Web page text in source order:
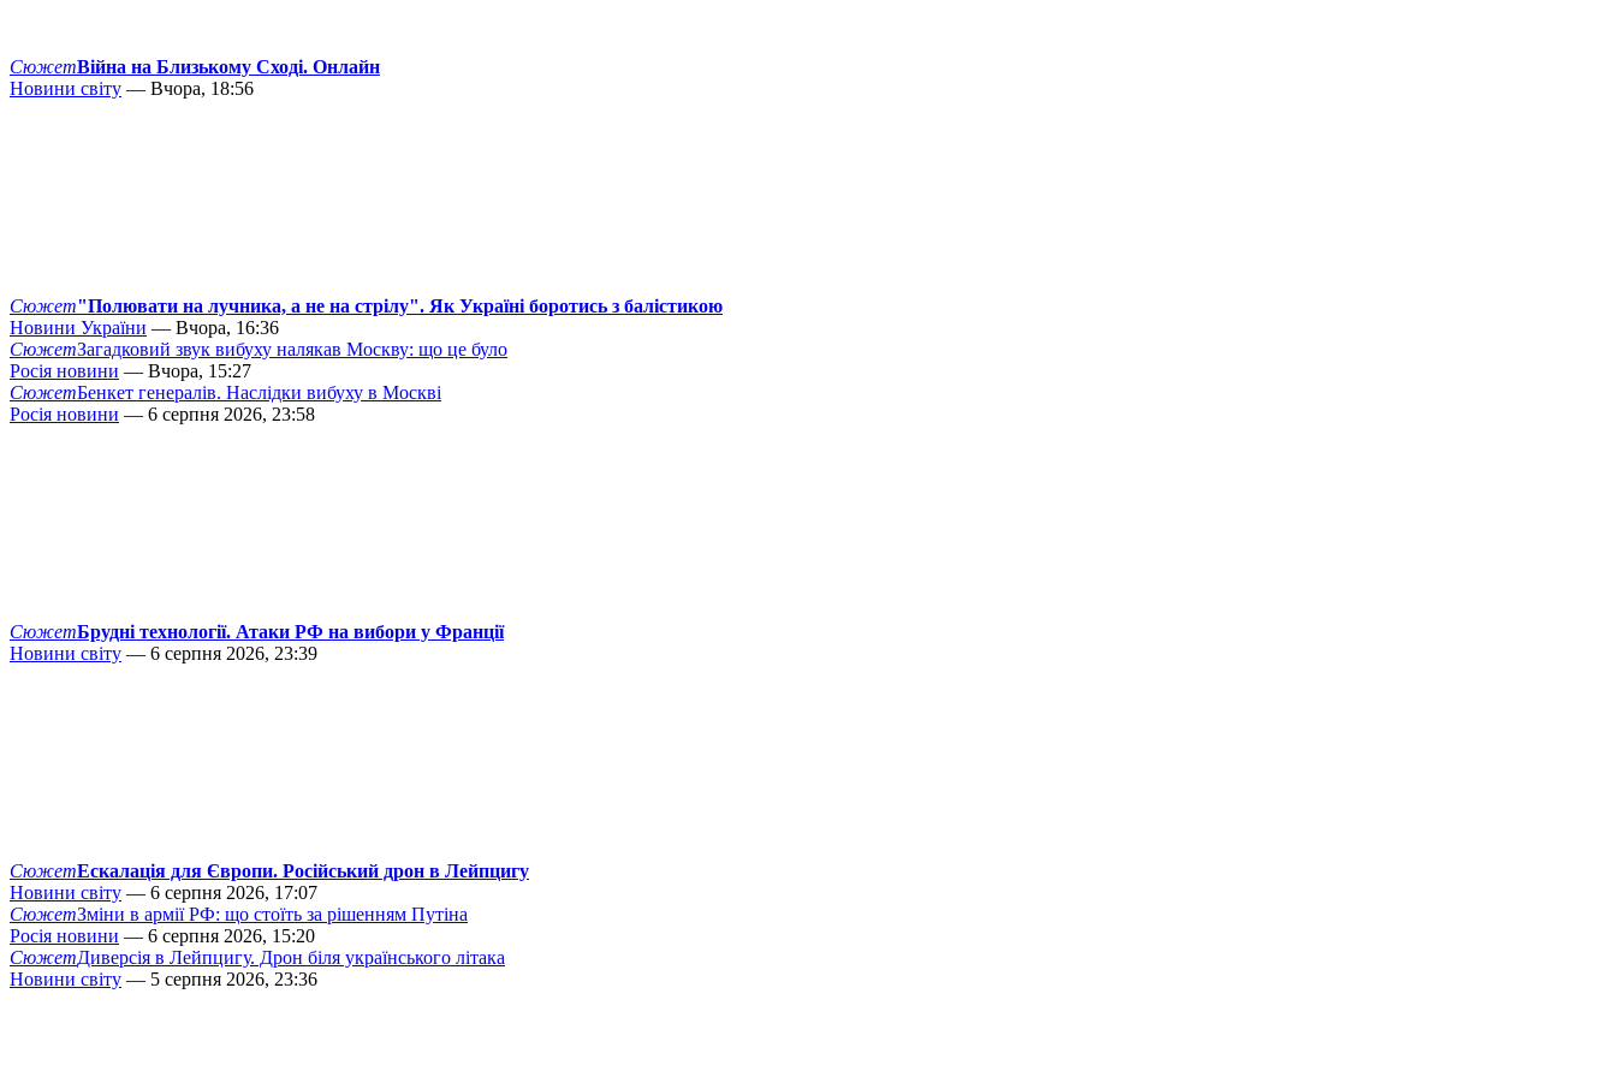
СюжетВійна на Близькому Сході. Онлайн
Новини світу — Вчора, 18:56
Сюжет"Полювати на лучника, а не на стрілу". Як Україні боротись з балістикою
Новини України — Вчора, 16:36
СюжетЗагадковий звук вибуху налякав Москву: що це було
Росія новини — Вчора, 15:27
СюжетБенкет генералів. Наслідки вибуху в Москві
Росія новини — 6 серпня 2026, 23:58
СюжетБрудні технології. Атаки РФ на вибори у Франції
Новини світу — 6 серпня 2026, 23:39
СюжетЕскалація для Європи. Російський дрон в Лейпцигу
Новини світу — 6 серпня 2026, 17:07
СюжетЗміни в армії РФ: що стоїть за рішенням Путіна
Росія новини — 6 серпня 2026, 15:20
СюжетДиверсія в Лейпцигу. Дрон біля українського літака
Новини світу — 5 серпня 2026, 23:36